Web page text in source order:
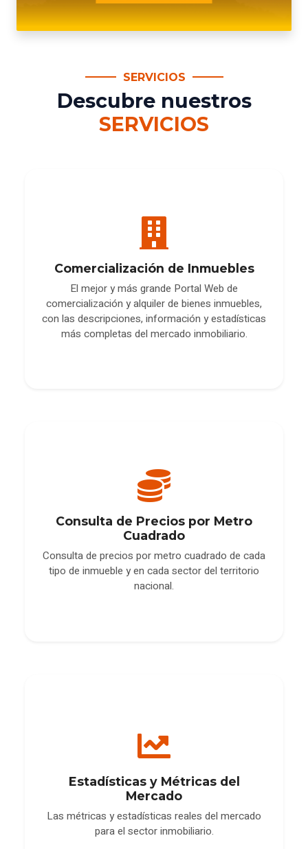
SERVICIOS
Descubre nuestros
SERVICIOS
Comercialización de Inmuebles
El mejor y más grande Portal Web de
comercialización y alquiler de bienes inmuebles,
con las descripciones, información y estadísticas
más completas del mercado inmobiliario.
Consulta de Precios por Metro
Cuadrado
Consulta de precios por metro cuadrado de cada
tipo de inmueble y en cada sector del territorio
nacional.
Estadísticas y Métricas del
Mercado
Las métricas y estadísticas reales del mercado
para el sector inmobiliario.